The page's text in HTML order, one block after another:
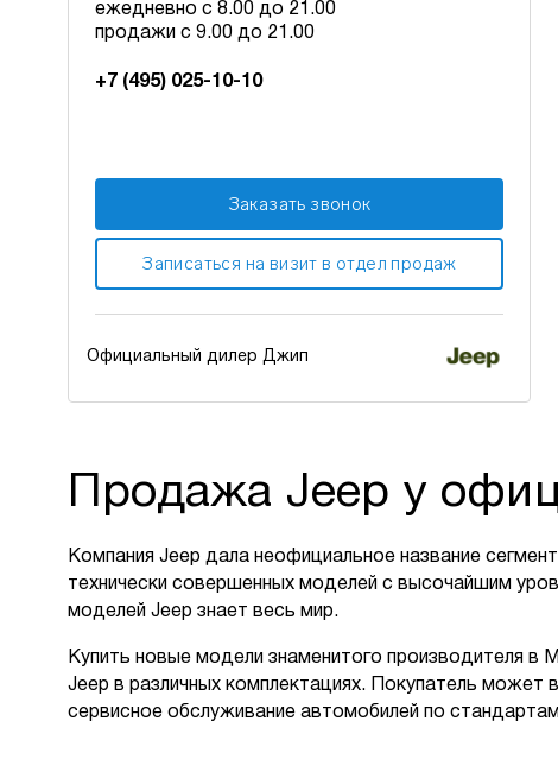
ежедневно с 8.00 до 21.00
продажи с 9.00 до 21.00
+7 (495) 025-10-10
Заказать звонок
Записаться на визит в отдел продаж
Официальный дилер Джип
Продажа Jeep у
Компания Jeep дала неофициальное название
технически совершенных моделей с высочайшим
моделей Jeep знает весь мир.
Купить новые модели знаменитого производителя
Jeep в различных комплектациях. Покупатель может
сервисное обслуживание автомобилей по